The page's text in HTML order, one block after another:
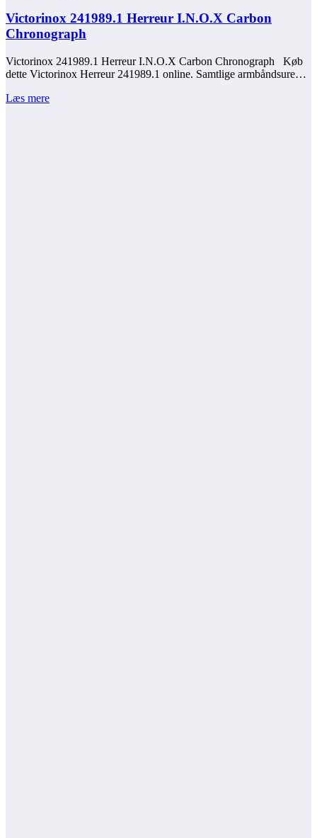
Victorinox 241989.1 Herreur I.N.O.X Carbon
Chronograph
Victorinox 241989.1 Herreur I.N.O.X Carbon Chronograph Køb
dette Victorinox Herreur 241989.1 online. Samtlige armbåndsure…
Læs mere